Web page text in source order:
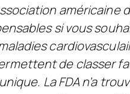
américaine
si vous
de classer
La FDA n’a